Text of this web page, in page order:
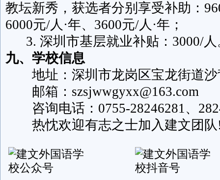
教坛新秀，获选者分别享受补助：
6000元/人·年、3600元/人·年；
3. 深圳市基层就业补贴：3000/人
九、学校信息
地址：深圳市龙岗区宝龙街道沙
邮箱：szsjwwgyxx@163.com
咨询电话：0755-28246281、
热忱欢迎有志之士加入建文团